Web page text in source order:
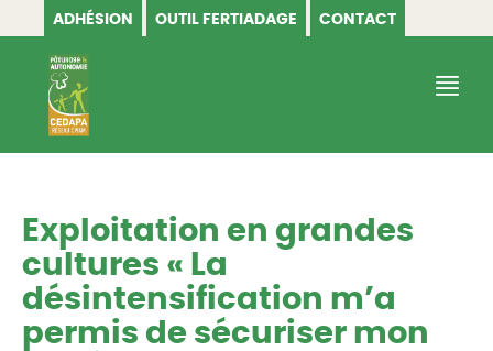
ADHÉSION OUTIL FERTIADAGE CONTACT
CEDAPA
Exploitation en grandes
cultures « La
désintensification m’a
permis de sécuriser mon